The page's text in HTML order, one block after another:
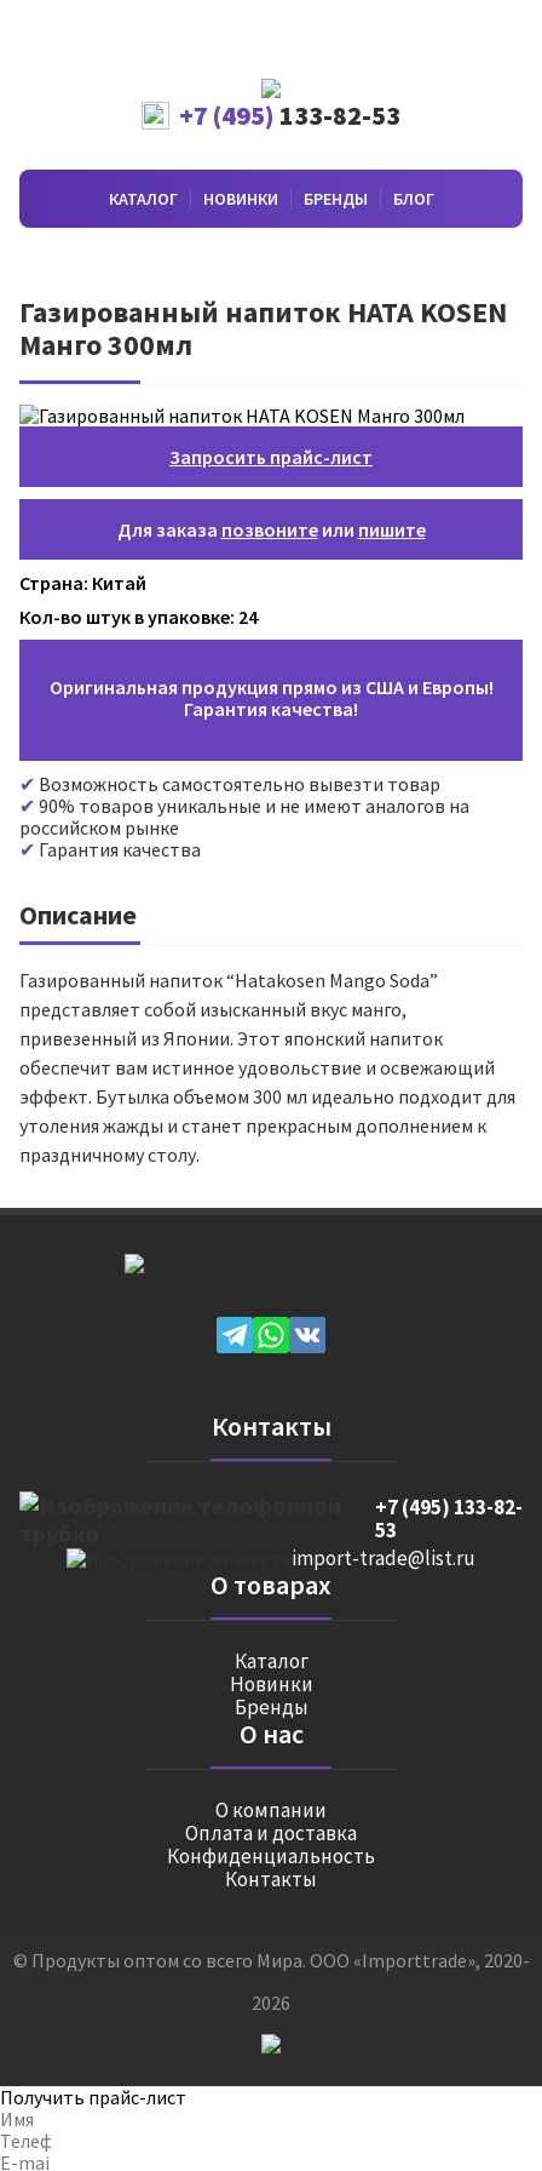
+7 (495) 133-82-53
КАТАЛОГ НОВИНКИ БРЕНДЫ БЛОГ
Газированный напиток HATA KOSEN
Манго 300мл
Запросить прайс-лист
Для заказа позвонитеили пишите
Страна: Китай
Кол-во штук в упаковке: 24
Оригинальная продукция прямо из США и Европы!
Гарантия качества!
Возможность самостоятельно вывезти товар
90% товаров уникальные и не имеют аналогов на
российском рынке
Гарантия качества
Описание
Газированный напиток “Hatakosen Mango Soda”
представляет собой изысканный вкус манго,
привезенный из Японии. Этот японский напиток
обеспечит вам истинное удовольствие и освежающий
эффект. Бутылка объемом 300 мл идеально подходит для
утоления жажды и станет прекрасным дополнением к
праздничному столу.
Контакты
+7 (495) 133-82-
53
import-trade@list.ru
О товарах
Каталог
Новинки
Бренды
О нас
О компании
Оплата и доставка
Конфиденциальность
Контакты
© Продукты оптом со всего Мира. ООО «Importtrade», 2020-
2026
Получить прайс-лист